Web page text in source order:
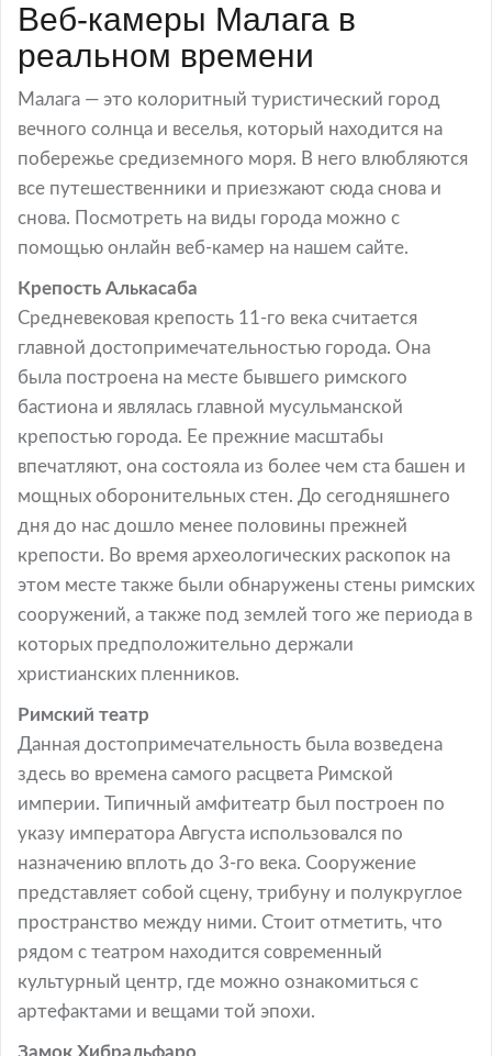
Веб-камеры Малага в
реальном времени
Малага — это колоритный туристический город
вечного солнца и веселья, который находится на
побережье средиземного моря. В него влюбляются
все путешественники и приезжают сюда снова и
снова. Посмотреть на виды города можно с
помощью онлайн веб-камер на нашем сайте.
Крепость Алькасаба
Средневековая крепость 11-го века считается
главной достопримечательностью города. Она
была построена на месте бывшего римского
бастиона и являлась главной мусульманской
крепостью города. Ее прежние масштабы
впечатляют, она состояла из более чем ста башен и
мощных оборонительных стен. До сегодняшнего
дня до нас дошло менее половины прежней
крепости. Во время археологических раскопок на
этом месте также были обнаружены стены римских
сооружений, а также под землей того же периода в
которых предположительно держали
христианских пленников.
Римский театр
Данная достопримечательность была возведена
здесь во времена самого расцвета Римской
империи. Типичный амфитеатр был построен по
указу императора Августа использовался по
назначению вплоть до 3-го века. Сооружение
представляет собой сцену, трибуну и полукруглое
пространство между ними. Стоит отметить, что
рядом с театром находится современный
культурный центр, где можно ознакомиться с
артефактами и вещами той эпохи.
Замок Хибральфаро